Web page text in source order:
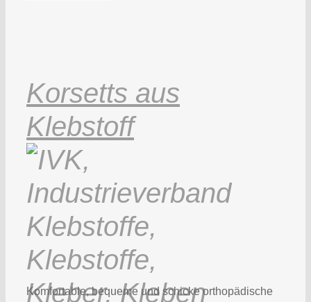
Korsetts aus
Klebstoff
Komfortable, bequeme und schicke orthopädische